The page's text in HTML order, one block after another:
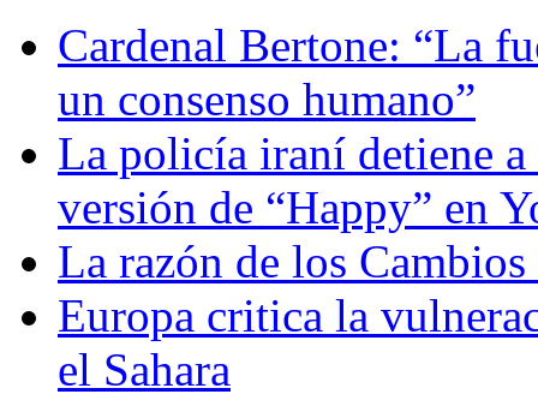
Cardenal Bertone: “La
un consenso humano”
La policía iraní detiene
versión de “Happy” en
La razón de los
Europa critica la
el Sahara